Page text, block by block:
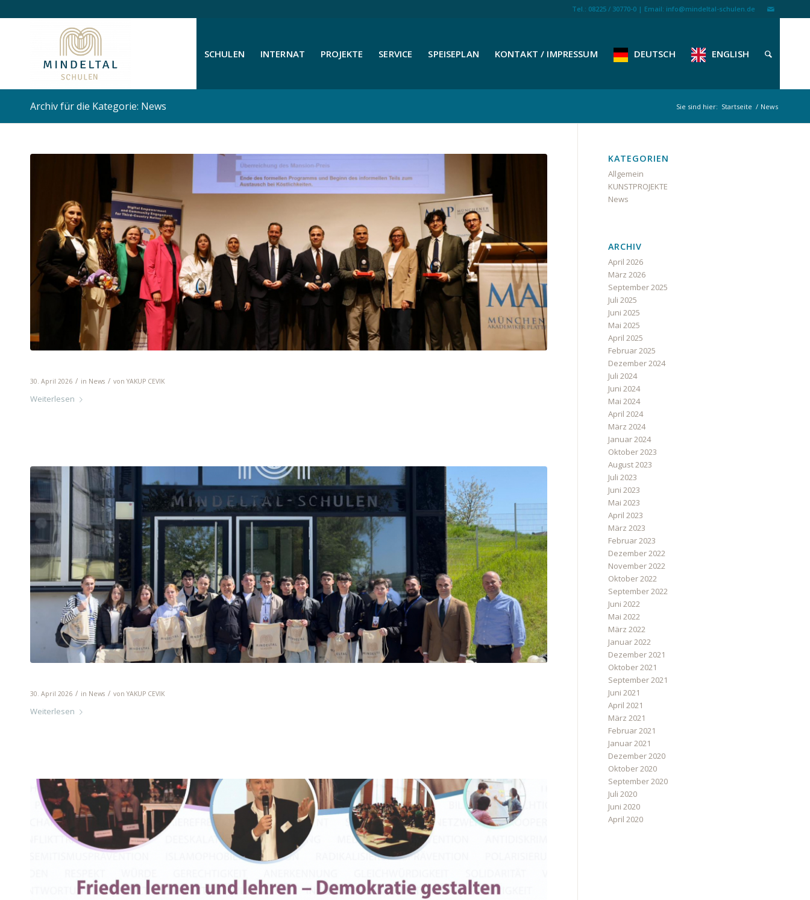
Tel.: 08225 / 30770-0 | Email: info@mindeltal-schulen.de
SCHULEN INTERNAT PROJEKTE SERVICE SPEISEPLAN KONTAKT / IMPRESSUM DEUTSCH ENGLISH
Archiv für die Kategorie: News Sie sind hier: Startseite / News
30. April 2026 / in News / von YAKUP CEVIK
Weiterlesen
30. April 2026 / in News / von YAKUP CEVIK
Weiterlesen
KATEGORIEN
Allgemein
KUNSTPROJEKTE
News
ARCHIV
April 2026
März 2026
September 2025
Juli 2025
Juni 2025
Mai 2025
April 2025
Februar 2025
Dezember 2024
Juli 2024
Juni 2024
Mai 2024
April 2024
März 2024
Januar 2024
Oktober 2023
August 2023
Juli 2023
Juni 2023
Mai 2023
April 2023
März 2023
Februar 2023
Dezember 2022
November 2022
Oktober 2022
September 2022
Juni 2022
Mai 2022
März 2022
Januar 2022
Dezember 2021
Oktober 2021
September 2021
Juni 2021
April 2021
März 2021
Februar 2021
Januar 2021
Dezember 2020
Oktober 2020
September 2020
Juli 2020
Juni 2020
April 2020